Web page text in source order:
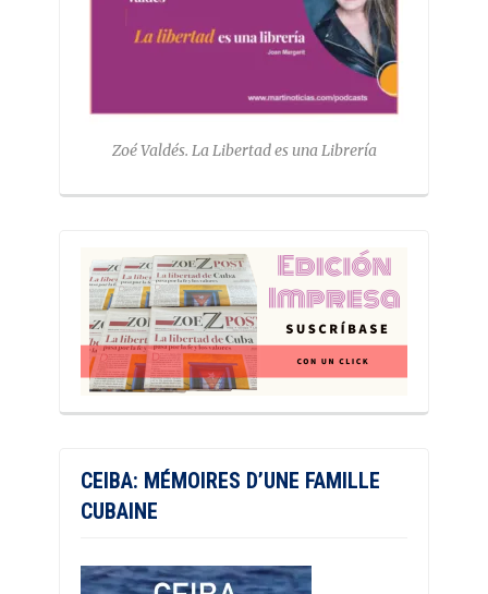
Zoé Valdés. La Libertad es una Librería
CEIBA: MÉMOIRES D’UNE FAMILLE
CUBAINE